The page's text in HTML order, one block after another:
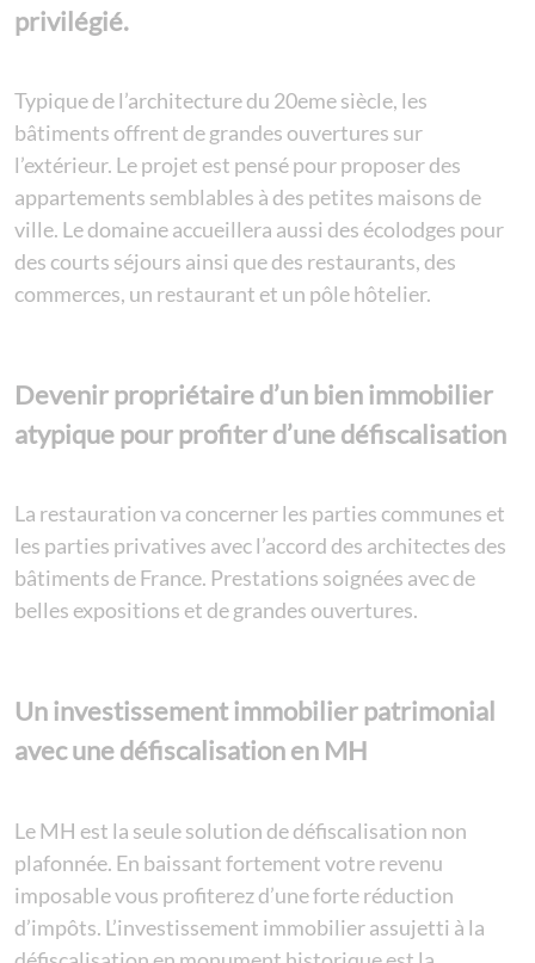
privilégié.
Typique de l’architecture du 20eme siècle, les
bâtiments offrent de grandes ouvertures sur
l’extérieur. Le projet est pensé pour proposer des
appartements semblables à des petites maisons de
ville. Le domaine accueillera aussi des écolodges pour
des courts séjours ainsi que des restaurants, des
commerces, un restaurant et un pôle hôtelier.
Devenir propriétaire d’un bien immobilier
atypique pour profiter d’une défiscalisation
La restauration va concerner les parties communes et
les parties privatives avec l’accord des architectes des
bâtiments de France. Prestations soignées avec de
belles expositions et de grandes ouvertures.
Un investissement immobilier patrimonial
avec une défiscalisation en MH
Le MH est la seule solution de défiscalisation non
plafonnée. En baissant fortement votre revenu
imposable vous profiterez d’une forte réduction
d’impôts. L’investissement immobilier assujetti à la